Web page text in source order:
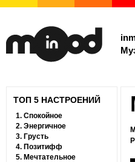
ТОП 5 НАСТРОЕНИЙ
1. Спокойное
2. Энергичное
3. Грусть
4. Позитифф
5. Мечтательное